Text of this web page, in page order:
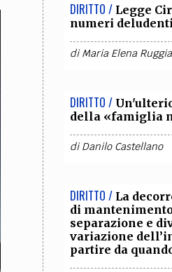
DIRITTO / Legge
numeri deludenti
diMaria Elena
DIRITTO /
della «famiglia
diDanilo Castellano
DIRITTO / La
di
separazione e
variazione
partire da